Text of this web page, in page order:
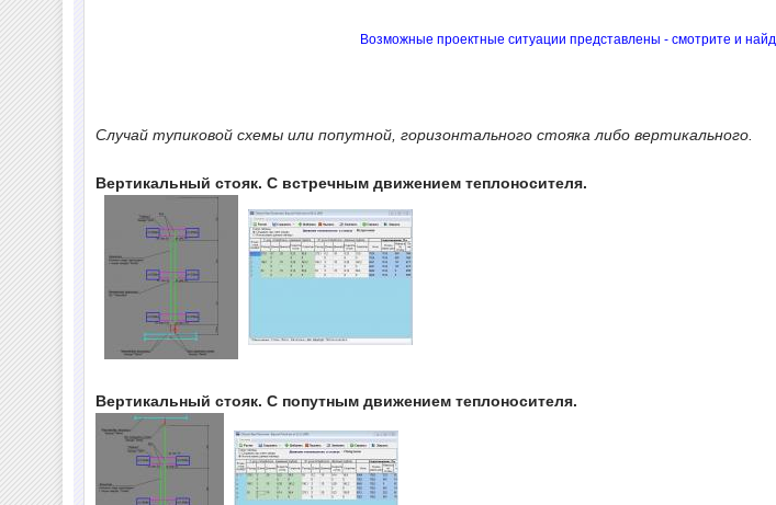
Возможные проектные ситуации представлены - смотрите и
Случай тупиковой схемы или попутной, горизонтального стояка либо вертикального.
Вертикальный стояк. С встречным движением теплоносителя.
Вертикальный стояк. С попутным движением теплоносителя.